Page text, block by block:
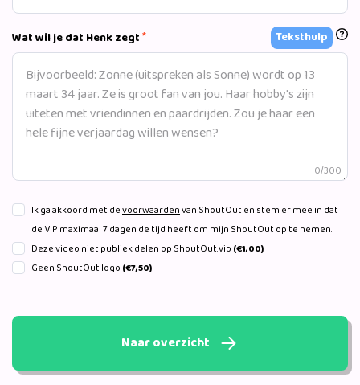
Wat wil je dat Henk zegt* Teksthulp
0/300
Ik ga akkoord met devoorwaardenvan ShoutOut en stem er mee in dat
de VIP maximaal 7 dagen de tijd heeft om mijn ShoutOut op te nemen.
Deze video niet publiek delen op ShoutOut.vip (€1,00)
Geen ShoutOut logo (€7,50)
Naar overzicht